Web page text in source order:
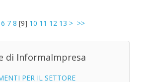
6 7 8 [9] 10 11 12 13 > >>
di InformaImpresa
PER IL SETTORE